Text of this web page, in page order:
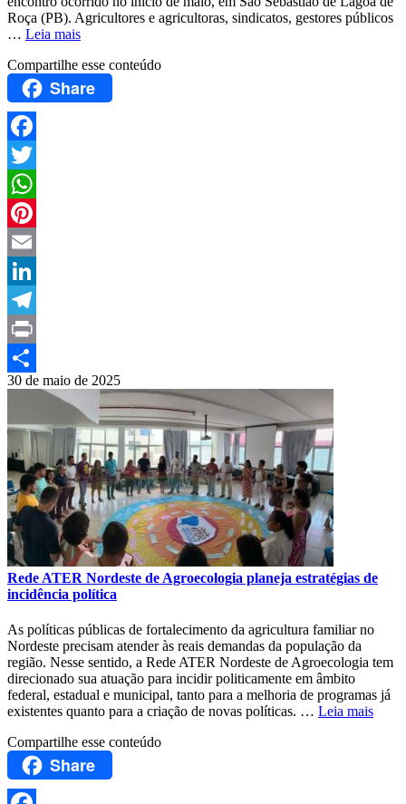
Roça (PB). Agricultores e agricultoras, sindicatos, gestores públicos
… Leia mais
Compartilhe esse conteúdo
Share
Facebook
Twitter
WhatsApp
Pinterest
Email
LinkedIn
Telegram
Print
Compartilhar
30 de maio de 2025
Rede ATER Nordeste de Agroecologia planeja estratégias de
incidência política
As políticas públicas de fortalecimento da agricultura familiar no
Nordeste precisam atender às reais demandas da população da
região. Nesse sentido, a Rede ATER Nordeste de Agroecologia tem
direcionado sua atuação para incidir politicamente em âmbito
federal, estadual e municipal, tanto para a melhoria de programas já
existentes quanto para a criação de novas políticas. … Leia mais
Compartilhe esse conteúdo
Share